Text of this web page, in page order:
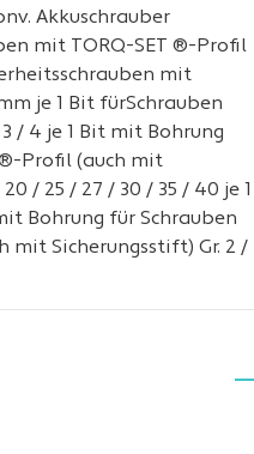
Akkuschrauber
mit TORQ-SET ®-Profil
mit
je 1 Bit fürSchrauben
/ 4 je 1 Bit mit Bohrung
Profil (auch mit
/ 25 / 27 / 30 / 35 / 40 je 1
Bohrung für Schrauben
mit Sicherungsstift) Gr. 2 /